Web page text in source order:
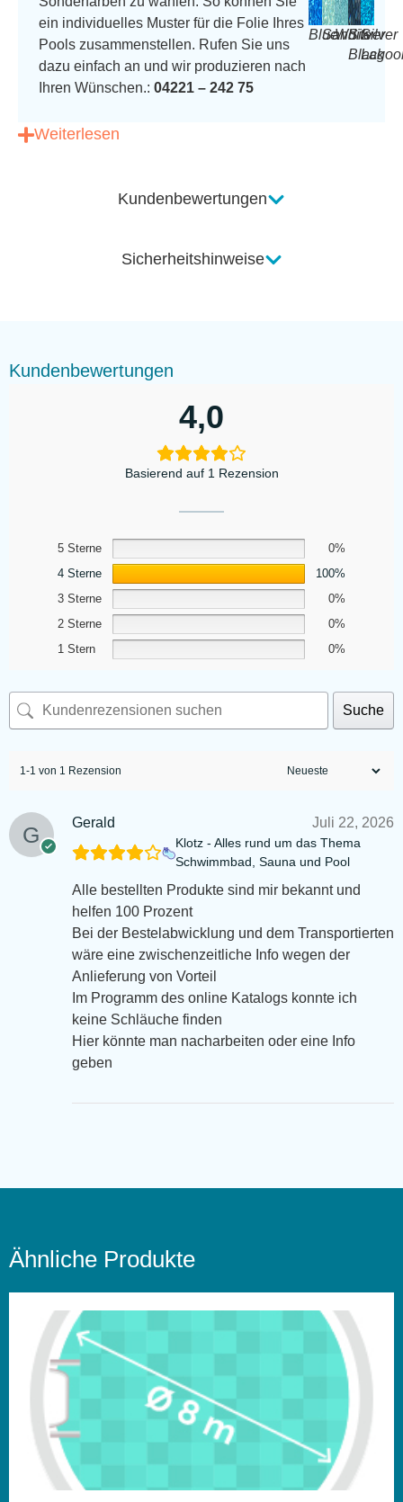
Kundenbewertungen
Sicherheitshinweise
ein individuelles Muster für die Folie Ihres
Pools zusammenstellen. Rufen Sie uns
dazu einfach an und wir produzieren nach
Ihren Wünschen.:04221 – 242 75
BlueSand
White
Silver
Black
Silver
Weiterlesen
Kundenbewertungen
4,0
Basierend auf 1 Rezension
5 Sterne
0%
4 Sterne
100%
3 Sterne
0%
2 Sterne
0%
1 Stern
0%
Suche
1-1 von 1 Rezension
Gerald Juli 22, 2026
Klotz - Alles rund um das Thema
Schwimmbad, Sauna und Pool
Alle bestellten Produkte sind mir bekannt und
helfen 100 Prozent
Bei der Bestelabwicklung und dem Transportierten
wäre eine zwischenzeitliche Info wegen der
Anlieferung von Vorteil
Im Programm des online Katalogs konnte ich
keine Schläuche finden
Hier könnte man nacharbeiten oder eine Info
geben
Ähnliche Produkte